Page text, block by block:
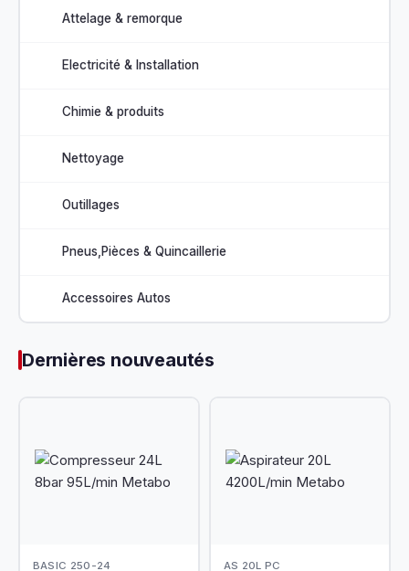
Attelage & remorque
Electricité & Installation
Chimie & produits
Nettoyage
Outillages
Pneus,Pièces & Quincaillerie
Accessoires Autos
Dernières nouveautés
BASIC 250-24 AS 20L PC